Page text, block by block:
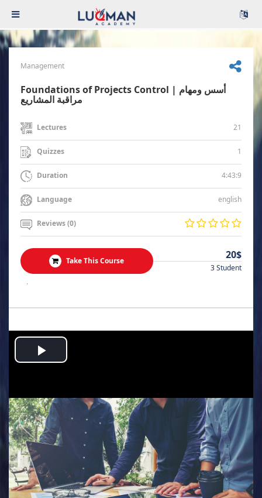
Management
Foundations of Projects Control | أسس ومهام
مراقبة المشاريع
Lectures 21
Quizzes 1
Duration 4:43:9
Language english
Reviews (0)
Take This Course 20$
3 Student
.
Play